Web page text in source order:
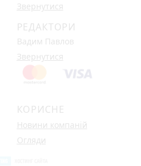
Звернутися
РЕДАКТОРИ
Вадим Павлов
Звернутися
КОРИСНЕ
Новини компаній
Огляди